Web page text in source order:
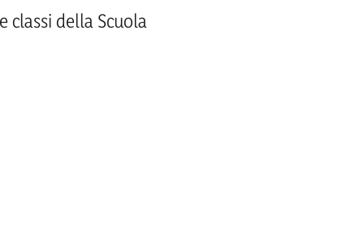
della Scuola